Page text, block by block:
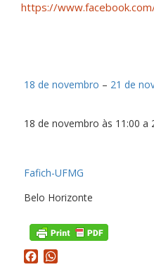
https://
18 de novembro – 21 de
18 de novembro às 11:00 a
Fafich-UFMG
Belo Horizonte
Facebook